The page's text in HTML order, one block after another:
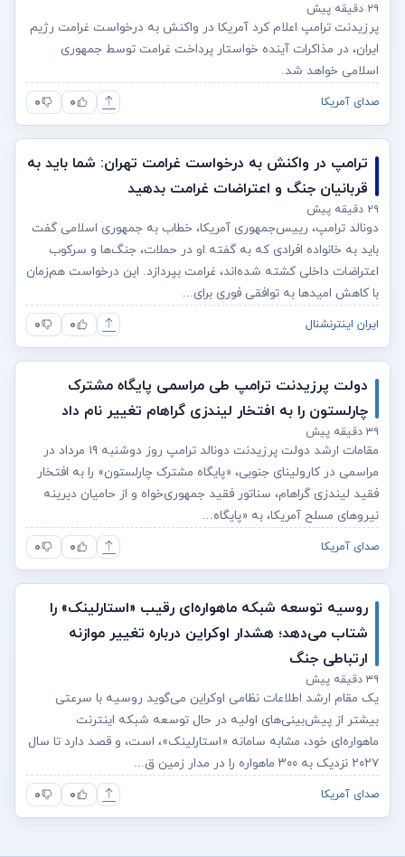
۲۹ دقیقه پیش
پرزیدنت ترامپ اعلام کرد آمریکا در واکنش به درخواست غرامت رژیم
ایران، در مذاکرات آینده خواستار پرداخت غرامت توسط جمهوری
اسلامی خواهد شد.
صدای آمریکا ۰ ۰
ترامپ در واکنش به درخواست غرامت تهران: شما باید به
قربانیان جنگ و اعتراضات غرامت بدهید
۲۹ دقیقه پیش
دونالد ترامپ، رییس‌جمهوری آمریکا، خطاب به جمهوری اسلامی گفت
باید به خانواده افرادی که به گفته او در حملات، جنگ‌ها و سرکوب
اعتراضات داخلی کشته شده‌اند، غرامت بپردازد. این درخواست هم‌زمان
با کاهش امیدها به توافقی فوری برای...
ایران اینترنشنال ۰ ۰
دولت پرزیدنت ترامپ طی مراسمی پایگاه مشترک
چارلستون را به افتخار لیندزی گراهام تغییر نام داد
۳۹ دقیقه پیش
مقامات ارشد دولت پرزیدنت دونالد ترامپ روز دوشنبه ۱۹ مرداد در
مراسمی در کارولینای جنوبی، «پایگاه مشترک چارلستون» را به افتخار
فقید لیندزی گراهام، سناتور فقید جمهوری‌خواه و از حامیان دیرینه
نیروهای مسلح آمریکا، به «پایگاه...
صدای آمریکا ۰ ۰
روسیه توسعه شبکه ماهواره‌ای رقیب «استارلینک» را
شتاب می‌دهد؛ هشدار اوکراین درباره تغییر موازنه
ارتباطی جنگ
۳۹ دقیقه پیش
یک مقام ارشد اطلاعات نظامی اوکراین می‌گوید روسیه با سرعتی
بیشتر از پیش‌بینی‌های اولیه در حال توسعه شبکه اینترنت
ماهواره‌ای خود، مشابه سامانه «استارلینک»، است، و قصد دارد تا سال
۲۰۲۷ نزدیک به ۳۰۰ ماهواره را در مدار زمین ق...
صدای آمریکا ۰ ۰